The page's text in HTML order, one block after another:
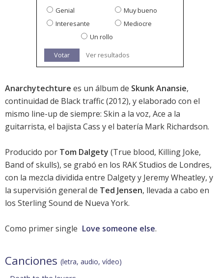
Genial
Muy bueno
Interesante
Mediocre
Un rollo
Votar Ver resultados
Anarchytechture es un álbum de Skunk Anansie,
continuidad de Black traffic(2012), y elaborado con el
mismo line-up de siempre: Skin a la voz, Ace a la
guitarrista, el bajista Cass y el batería Mark Richardson.
Producido por Tom Dalgety (True blood, Killing Joke,
Band of skulls), se grabó en los RAK Studios de Londres,
con la mezcla dividida entre Dalgety y Jeremy Wheatley, y
la supervisión general de Ted Jensen, llevada a cabo en
los Sterling Sound de Nueva York.
Como primer single Love someone else.
Canciones (letra, audio, vídeo)